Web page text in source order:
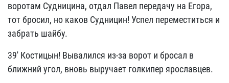
воротам Судницина, отдал Павел передачу на Егора,
тот бросил, но каков Судницин! Успел переместиться и
забрать шайбу.
39' Костицын! Вывалился из-за ворот и бросал в
ближний угол, вновь выручает голкипер ярославцев.